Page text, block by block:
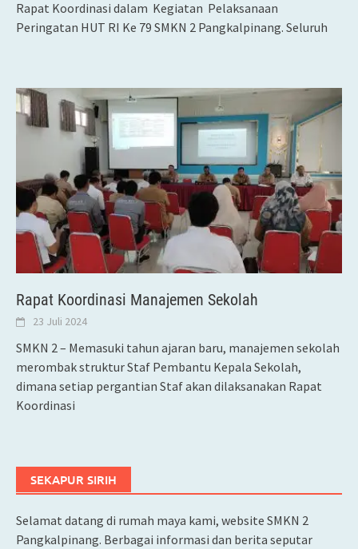
Rapat Koordinasi dalam Kegiatan Pelaksanaan
Peringatan HUT RI Ke 79 SMKN 2 Pangkalpinang. Seluruh
Rapat Koordinasi Manajemen Sekolah
23 Juli 2024
SMKN 2 – Memasuki tahun ajaran baru, manajemen sekolah
merombak struktur Staf Pembantu Kepala Sekolah,
dimana setiap pergantian Staf akan dilaksanakan Rapat
Koordinasi
SEKAPUR SIRIH
Selamat datang di rumah maya kami, website SMKN 2
Pangkalpinang. Berbagai informasi dan berita seputar